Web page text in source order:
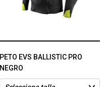
PETO EVS BALLISTIC PRO
NEGRO